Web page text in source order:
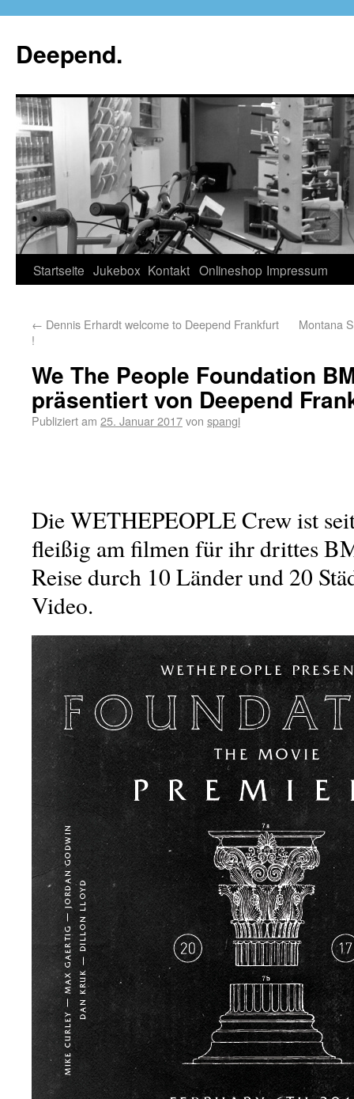
Deepend.
Startseite Jukebox Kontakt Onlineshop Impressum
← Dennis Erhardt welcome to Deepend Frankfurt
!
Montana
We The People Foundation
präsentiert von Deepend
Publiziert am 25. Januar 2017von spangi
Die WETHEPEOPLE Crew ist
fleißig am filmen für ihr drittes
Reise durch 10 Länder und 20
Video.